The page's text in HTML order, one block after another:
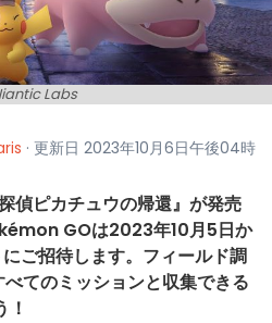
Labs
· 更新日 2023年10月6日午後04時
ピカチュウの帰還』が発売
GOは2023年10月5日か
ご招待します。フィールド調
てのミッションと収集できる